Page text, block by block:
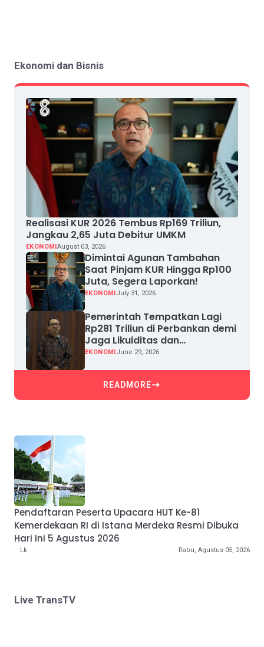
Ekonomi dan Bisnis
Realisasi KUR 2026 Tembus Rp169 Triliun,
Jangkau 2,65 Juta Debitur UMKM
EKONOMIAugust 03, 2026
Dimintai Agunan Tambahan
Saat Pinjam KUR Hingga Rp100
Juta, Segera Laporkan!
EKONOMIJuly 31, 2026
Pemerintah Tempatkan Lagi
Rp281 Triliun di Perbankan demi
Jaga Likuiditas dan
Pertumbuhan Kredit
EKONOMIJune 29, 2026
READMORE
Pendaftaran Peserta Upacara HUT Ke-81
Kemerdekaan RI di Istana Merdeka Resmi Dibuka
Hari Ini 5 Agustus 2026
Lk Rabu, Agustus 05, 2026
Live TransTV